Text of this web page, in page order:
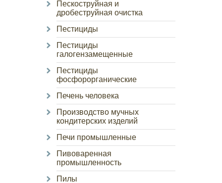
Пескоструйная и
дробеструйная очистка
Пестициды
Пестициды
галогензамещенные
Пестициды
фосфорорганические
Печень человека
Производство мучных
кондитерских изделий
Печи промышленные
Пивоваренная
промышленность
Пилы